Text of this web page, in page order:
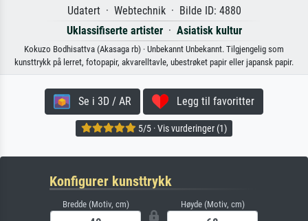
Udatert · Webtechnik · Bilde ID: 4880
Uklassifiserte artister· Asiatisk kultur
Kokuzo Bodhisattva (Akasaga rb) · Unbekannt Unbekannt. Tilgjengelig som
kunsttrykk på lerret, fotopapir, akvarelltavle, ubestrøket papir eller japansk papir.
Se i 3D / AR Legg til favoritter
5/5 · Vis vurderinger (1)
Konfigurer kunsttrykk
Bredde (Motiv, cm) Høyde (Motiv, cm)